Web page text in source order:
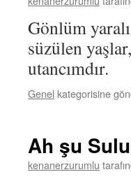
Gönlüm
süzülen
utancımdır.
Genel kategorisine
Ah şu
kenanerzurumlu